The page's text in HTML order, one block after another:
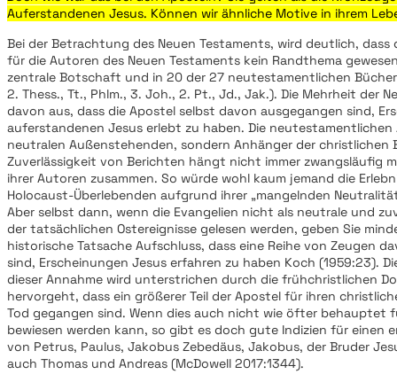
Auferstandenen Jesus. Können wir ähnliche Motive in ihrem
Bei der Betrachtung des Neuen Testaments, wird deutlich,
für die Autoren des Neuen Testaments kein Randthema
zentrale Botschaft und in 20 der 27 neutestamentlichen
2. Thess., Tt., Phlm., 3. Joh., 2. Pt., Jd., Jak.). Die Mehrheit der
davon aus, dass die Apostel selbst davon ausgegangen sind,
auferstandenen Jesus erlebt zu haben. Die neutestamentlichen
neutralen Außenstehenden, sondern Anhänger der christlichen
Zuverlässigkeit von Berichten hängt nicht immer zwangsläufig
ihrer Autoren zusammen. So würde wohl kaum jemand die
Holocaust-Überlebenden aufgrund ihrer „mangelnden
Aber selbst dann, wenn die Evangelien nicht als neutrale und
der tatsächlichen Ostereignisse gelesen werden, geben Sie
historische Tatsache Aufschluss, dass eine Reihe von Zeugen
sind, Erscheinungen Jesus erfahren zu haben Koch (1959:23).
dieser Annahme wird unterstrichen durch die frühchristlichen
hervorgeht, dass ein größerer Teil der Apostel für ihren
Tod gegangen sind. Wenn dies auch nicht wie öfter behauptet
bewiesen werden kann, so gibt es doch gute Indizien für einen
von Petrus, Paulus, Jakobus Zebedäus, Jakobus, der Bruder
auch Thomas und Andreas (McDowell 2017:1344).